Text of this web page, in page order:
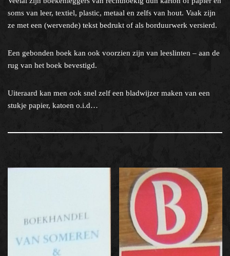
soms van leer, textiel, plastic, metaal en zelfs van hout. Vaak zijn
ze met een (wervende) tekst bedrukt of als borduurwerk versierd.
Een gebonden boek kan ook voorzien zijn van leeslinten – aan de
rug van het boek bevestigd.
Uiteraard kan men ook snel zelf een bladwijzer maken van een
stukje papier, katoen o.i.d…